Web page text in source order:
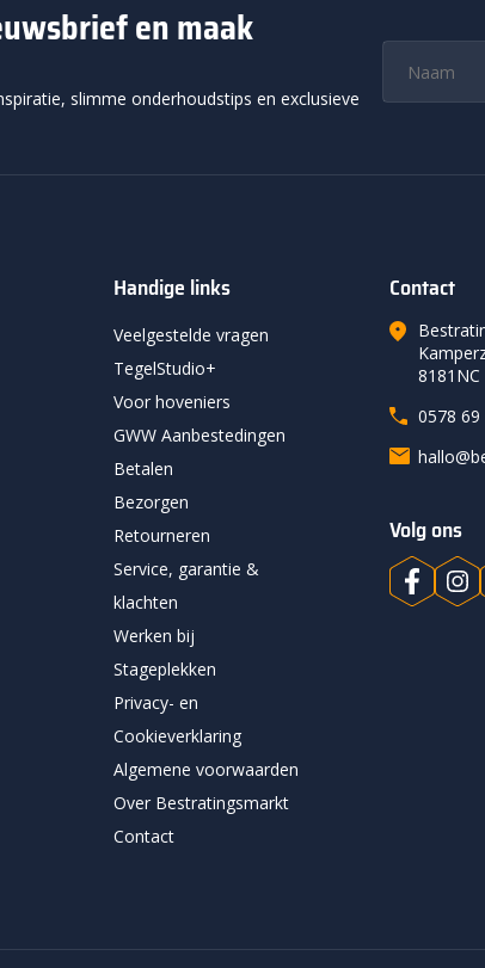
en maak
slimme onderhoudstips en exclusieve
Handige links
Veelgestelde vragen
TegelStudio+
Voor hoveniers
GWW Aanbestedingen
Betalen
Bezorgen
Retourneren
Service, garantie &
klachten
Werken bij
Stageplekken
Privacy- en
Cookieverklaring
Algemene voorwaarden
Over Bestratingsmarkt
Contact
Contact
8181NC
0578 69
Volg ons